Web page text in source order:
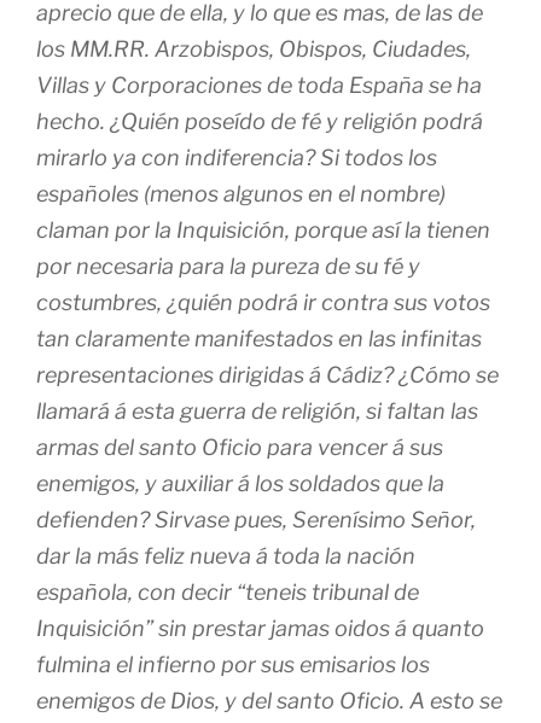
aprecio que de ella, y lo que es mas, de las de
los MM.RR. Arzobispos, Obispos, Ciudades,
Villas y Corporaciones de toda España se ha
hecho. ¿Quién poseído de fé y religión podrá
mirarlo ya con indiferencia? Si todos los
españoles (menos algunos en el nombre)
claman por la Inquisición, porque así la tienen
por necesaria para la pureza de su fé y
costumbres, ¿quién podrá ir contra sus votos
tan claramente manifestados en las infinitas
representaciones dirigidas á Cádiz? ¿Cómo se
llamará á esta guerra de religión, si faltan las
armas del santo Oficio para vencer á sus
enemigos, y auxiliar á los soldados que la
defienden? Sirvase pues, Serenísimo Señor,
dar la más feliz nueva á toda la nación
española, con decir “teneis tribunal de
Inquisición” sin prestar jamas oidos á quanto
fulmina el infierno por sus emisarios los
enemigos de Dios, y del santo Oficio. A esto se